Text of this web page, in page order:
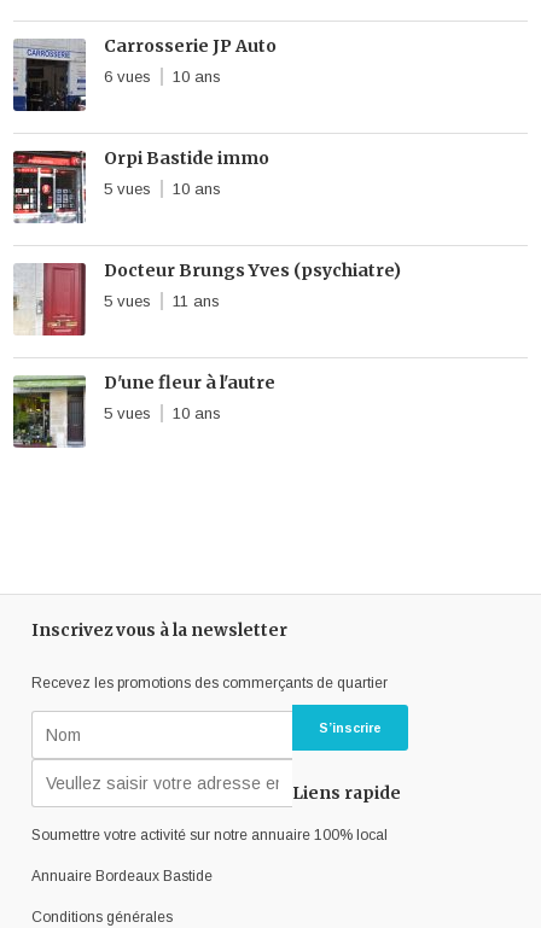
Carrosserie JP Auto
6 vues 10 ans
Orpi Bastide immo
5 vues 10 ans
Docteur Brungs Yves (psychiatre)
5 vues 11 ans
D'une fleur à l'autre
5 vues 10 ans
Inscrivez vous à la newsletter
Recevez les promotions des commerçants de quartier
Liens rapide
Soumettre votre activité sur notre annuaire 100% local
Annuaire Bordeaux Bastide
Conditions générales